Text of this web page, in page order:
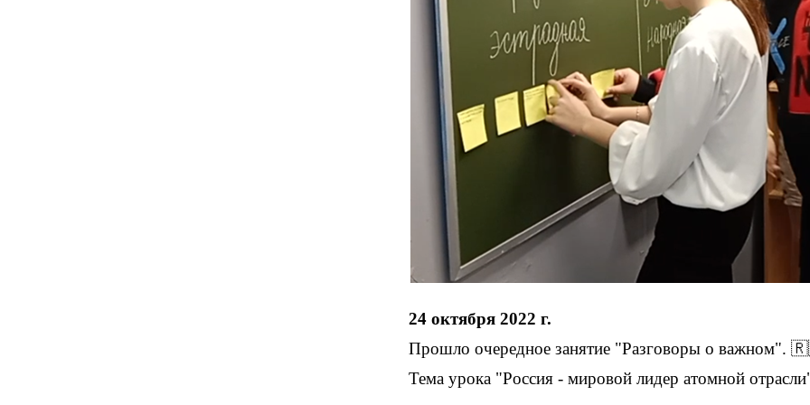
24 октября 2022 г.
Прошло очередное занятие "Разговоры о важном".
Тема урока "Россия - мировой лидер атомной